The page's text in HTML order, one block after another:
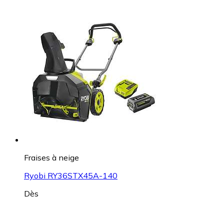
Fraises à neige
Ryobi RY36STX45A-140
Dès